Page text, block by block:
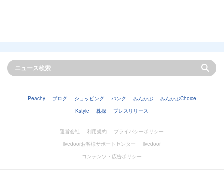
Peachy ブログ ショッピング バンク みんかぶ
みんかぶChoice
Kstyle
株探 プレスリリース
運営会社 利用規約
プライバシーポリシー
livedoorお客様サポートセンター
livedoor
コンテンツ・広告ポリシー